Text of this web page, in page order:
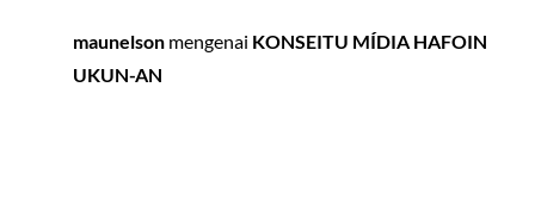
maunelson mengenai KONSEITU MÍDIA HAFOIN
UKUN-AN